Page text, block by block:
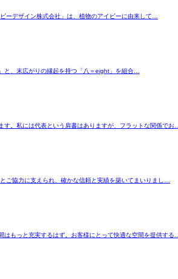
ーデザイン株式会社」は、植物のアイビーに由来して…
と、末広がりの縁起を持つ「八＝eight」を組合…
。私には代表という肩書はありますが、フラットな関係でお…
ご協力に支えられ、確かな信頼と実績を築いてまいりまし…
もっと充実するはず。お客様にとって快適な空間を提供する…